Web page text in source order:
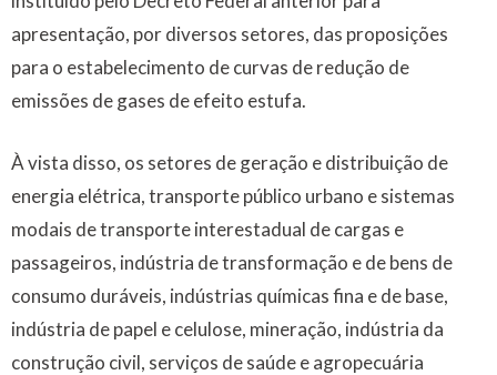
apresentação, por diversos setores, das proposições
para o estabelecimento de curvas de redução de
emissões de gases de efeito estufa.
À vista disso, os setores de geração e distribuição de
energia elétrica, transporte público urbano e sistemas
modais de transporte interestadual de cargas e
passageiros, indústria de transformação e de bens de
consumo duráveis, indústrias químicas fina e de base,
indústria de papel e celulose, mineração, indústria da
construção civil, serviços de saúde e agropecuária